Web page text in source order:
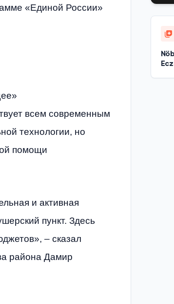
«Единой России»
всем современным
технологии, но
помощи
и активная
пункт. Здесь
– сказал
района Дамир